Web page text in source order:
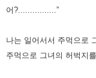
어?................”
나는 일어서서 주먹으로
주먹으로 그녀의 허벅지